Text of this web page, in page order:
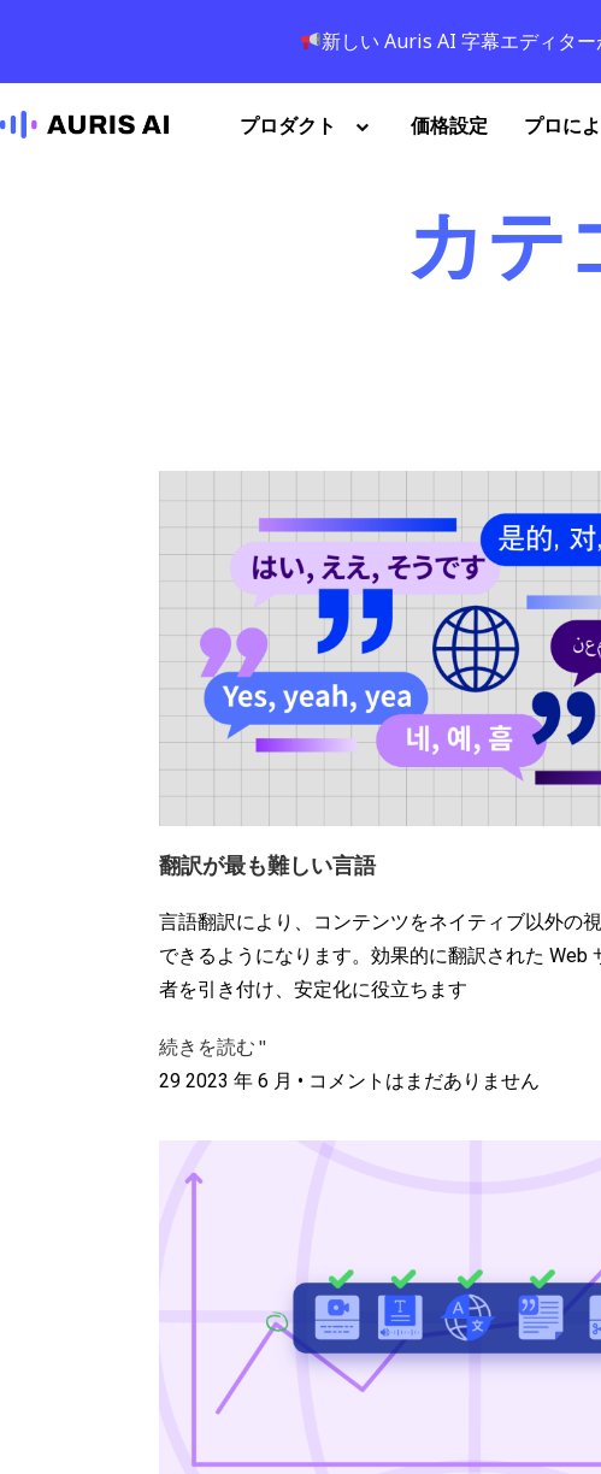
プロダクト 価格設定 プロに
カ
翻訳が最も難しい言語
言語翻訳により、コンテンツをネイティブ以外の
できるようになります。効果的に翻訳された Web
者を引き付け、安定化に役立ちます
続きを読む "
29 2023 年 6 月 コメントはまだありません
新しい Auris AI 字幕エディタ